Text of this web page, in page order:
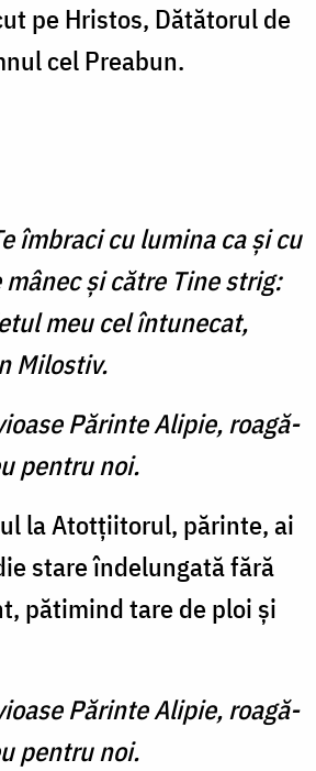
pe Hristos, Dătătorul de
cel Preabun.
îmbraci cu lumina ca şi cu
mânec şi către Tine strig:
meu cel întunecat,
Milostiv.
Părinte Alipie, roagă-
pentru noi.
la Atotţiitorul, părinte, ai
stare îndelungată fără
pătimind tare de ploi şi
Părinte Alipie, roagă-
pentru noi.